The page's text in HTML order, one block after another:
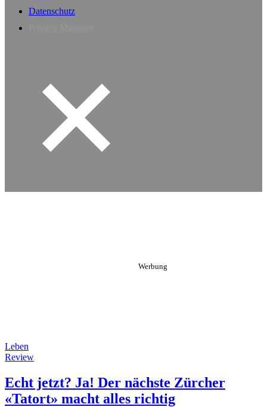
Datenschutz
Leben
Review
Echt jetzt? Ja! Der nächste Zürcher
«Tatort» macht alles richtig